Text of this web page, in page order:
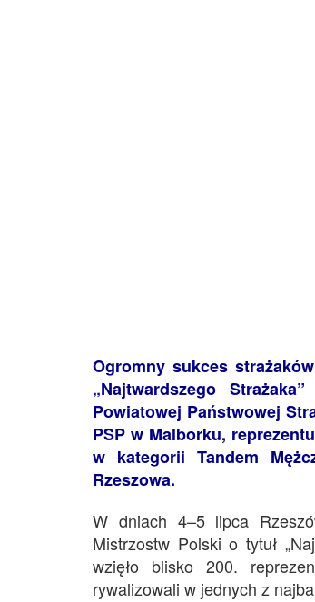
Ogromny sukces
„Najtwardszego
Powiatowej Państwowej
PSP w Malborku,
w kategorii Tandem
Rzeszowa.
W dniach 4–5 lipca
Mistrzostw Polski o tytuł
wzięło blisko 200.
rywalizowali w jednych z